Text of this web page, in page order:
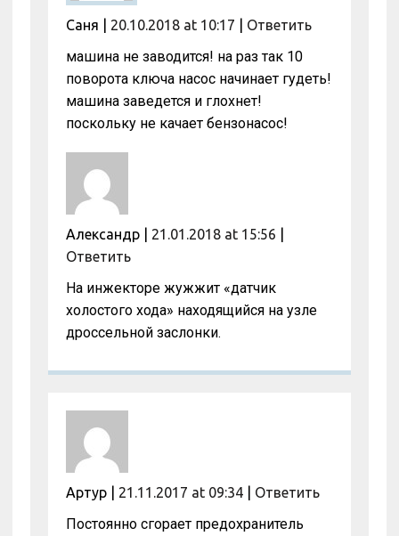
Саня 20.10.2018 at 10:17 Ответить
машина не заводится! на раз так 10
поворота ключа насос начинает гудеть!
машина заведется и глохнет!
поскольку не качает бензонасос!
Александр| 21.01.2018 at 15:56
Ответить
На инжекторе жужжит «датчик
холостого хода» находящийся на узле
дроссельной заслонки.
Артур| 21.11.2017 at 09:34| Ответить
Постоянно сгорает предохранитель